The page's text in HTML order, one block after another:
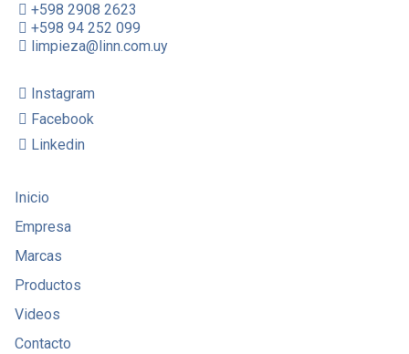
+598 2908 2623
+598 94 252 099
limpieza@linn.com.uy
Instagram
Facebook
Linkedin
Inicio
Empresa
Marcas
Productos
Videos
Contacto